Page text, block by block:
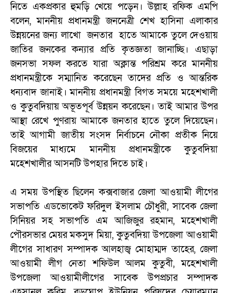
নিতে একপ্রকার হুমড়ি খেয়ে পড়েন। উল্লাহ রফিক এমপি
বলেন, মাননীয় প্রধানমন্ত্রী জননেত্রী শেখ হাসিনা এলাকার
উন্নয়নের জন্য লাখো জনতার হাতে আমাকে তুলে দেওয়ায়
জাতির জনকের কন্যার প্রতি কৃতজ্ঞতা জানাচ্ছি। এছাড়া
জনসভা সফল করতে যারা অক্লান্ত পরিশ্রম করে মাননীয়
প্রধানমন্ত্রীকে সম্মানিত করেছেন তাদের প্রতি ও আন্তরিক
ধন্যবাদ জানাই। মাননীয় প্রধানমন্ত্রী বিগত সময়ে মহেশখালী
ও কুতুবদিয়ায় অভূতপূর্ব উন্নয়ন করেছেন। তাই আমার উপর
আস্থা রেখে পুণরায় আমাকে জনতার হাতে তুলে দিয়েছেন।
তাই আগামী জাতীয় সংসদ নির্বাচনে নৌকা প্রতীক নিয়ে
বিজয়ের মাধ্যমে মাননীয় প্রধানমন্ত্রীকে কুতুবদিয়া
মহেশখালীর আসনটি উপহার দিতে চাই।
এ সময় উপস্থিত ছিলেন কক্সবাজার জেলা আওয়ামী লীগের
সভাপতি এডভোকেট ফরিদুল ইসলাম চৌধুরী, সাবেক জেলা
সিনিয়র সহ সভাপতি এম আজিজুর রহমান, মহেশখালী
পৌরসভার মেয়র মকসুদ মিয়া, কুতুবদিয়া উপজেলা আওয়ামী
লীগের সাধারণ সম্পাদক আলহাজ্ব মোহাম্মদ তাহের, জেলা
আওয়ামী লীগ নেতা শফিউল আলম কুতুবী, মহেশখালী
উপজেলা আওয়ামীলীগের সাবেক উপপ্রচার সম্পাদক